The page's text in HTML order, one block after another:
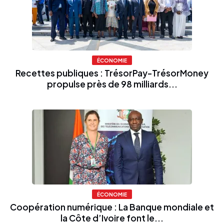
ÉCONOMIE
Recettes publiques : TrésorPay-TrésorMoney
propulse près de 98 milliards...
ÉCONOMIE
Coopération numérique : La Banque mondiale et
la Côte d’Ivoire font le...